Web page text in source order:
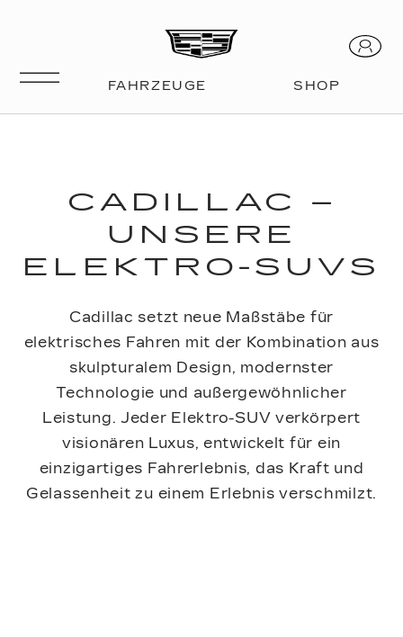
CADILLAC –
UNSERE
ELEKTRO-SUVS
Cadillac setzt neue Maßstäbe für
elektrisches Fahren mit der Kombination aus
skulpturalem Design, modernster
Technologie und außergewöhnlicher
Leistung. Jeder Elektro-SUV verkörpert
visionären Luxus, entwickelt für ein
einzigartiges Fahrerlebnis, das Kraft und
Gelassenheit zu einem Erlebnis verschmilzt.